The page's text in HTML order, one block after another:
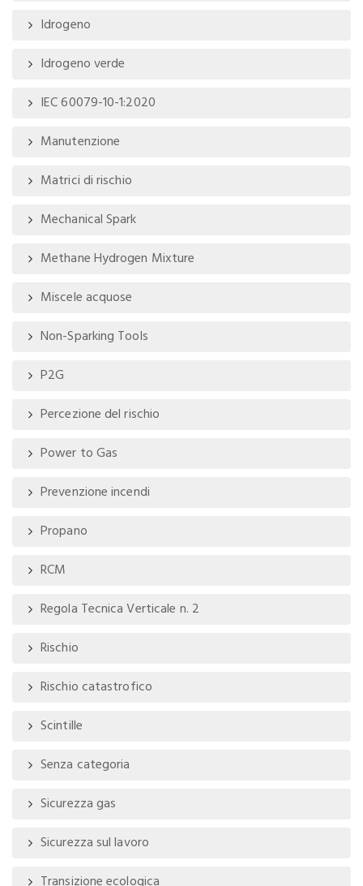
Idrogeno
Idrogeno verde
IEC 60079-10-1:2020
Manutenzione
Matrici di rischio
Mechanical Spark
Methane Hydrogen Mixture
Miscele acquose
Non-Sparking Tools
P2G
Percezione del rischio
Power to Gas
Prevenzione incendi
Propano
RCM
Regola Tecnica Verticale n. 2
Rischio
Rischio catastrofico
Scintille
Senza categoria
Sicurezza gas
Sicurezza sul lavoro